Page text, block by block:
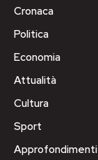
Cronaca
Politica
Economia
Attualità
Cultura
Sport
Approfondimenti